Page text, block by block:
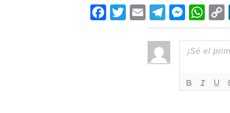
Facebook
Twitter
Email